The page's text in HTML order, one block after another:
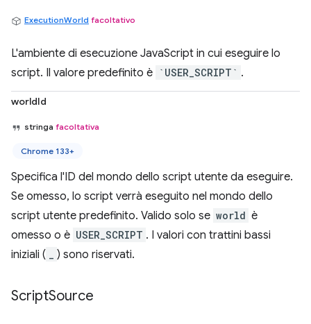
ExecutionWorld facoltativo
L'ambiente di esecuzione JavaScript in cui eseguire lo
script. Il valore predefinito è `USER_SCRIPT` .
worldId
stringa facoltativa
Chrome 133+
Specifica l'ID del mondo dello script utente da eseguire.
Se omesso, lo script verrà eseguito nel mondo dello
script utente predefinito. Valido solo se world è
omesso o è USER_SCRIPT . I valori con trattini bassi
iniziali (
) sono riservati.
ScriptSource